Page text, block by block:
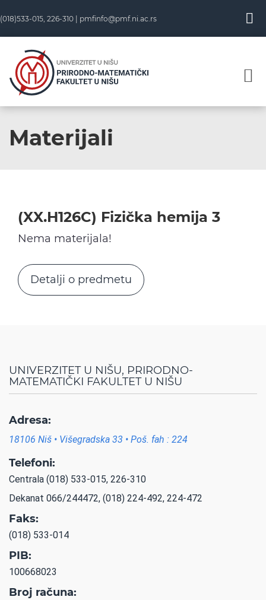
to
content
(018)533-015, 226-310 | pmfinfo@pmf.ni.ac.rs
Materijali
(XX.H126C) Fizička hemija 3
Nema materijala!
Detalji o predmetu
UNIVERZITET U NIŠU, PRIRODNO-
MATEMATIČKI FAKULTET U NIŠU
Adresa:
18106 Niš • Višegradska 33 • Poš. fah : 224
Telefoni:
Centrala (018) 533-015, 226-310
Dekanat 066/244472, (018) 224-492, 224-472
Faks:
(018) 533-014
PIB:
100668023
Broj računa: